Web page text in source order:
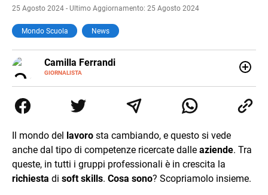
25 Agosto 2024 - Ultimo Aggiornamento: 25 Agosto 2024
Mondo Scuola News
Camilla Ferrandi
GIORNALISTA
E-
MAIL
LINKEDIN
di trasformare la passione per la scrittura in un lavoro, e
da lì non mi sono più fermata. L’attualità è il mio pane
mente.
Il mondo del lavoro sta cambiando, e questo si vede
anche dal tipo di competenze ricercate dalle aziende. Tra
queste, in tutti i gruppi professionali è in crescita la
richiesta di soft skills. Cosa sono? Scopriamolo insieme.